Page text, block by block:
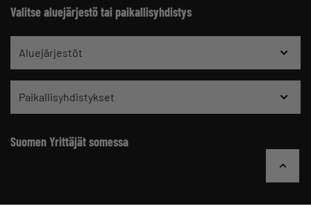
Valitse aluejärjestö tai paikallisyhdistys
Aluejärjestöt
Paikallisyhdistykset
Suomen Yrittäjät somessa